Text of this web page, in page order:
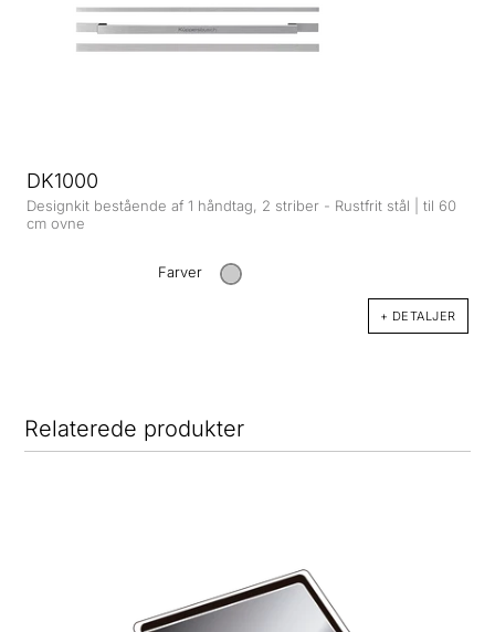
DK1000
Designkit bestående af 1 håndtag, 2 striber - Rustfrit stål | til 60
cm ovne
Farver
+ DETALJER
Relaterede produkter